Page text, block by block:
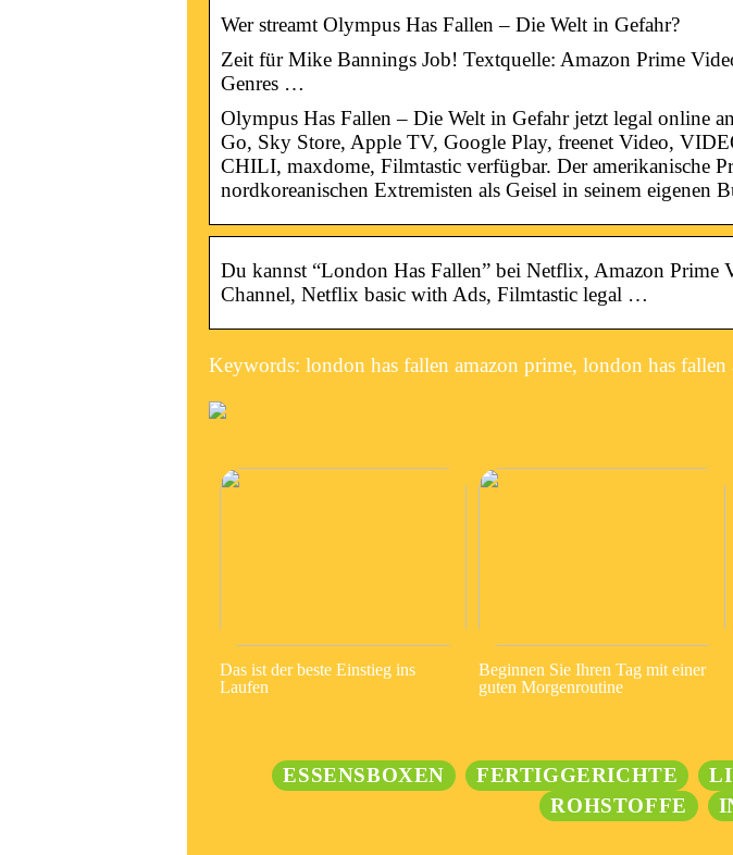
Wer streamt Olympus Has Fallen – Die Welt in Gefahr?
Zeit für Mike Bannings Job! Textquelle: Amazon Prime
Genres …
Olympus Has Fallen – Die Welt in Gefahr jetzt legal online
Go, Sky Store, Apple TV, Google Play, freenet Video,
CHILI, maxdome, Filmtastic verfügbar. Der amerikanische
nordkoreanischen Extremisten als Geisel in seinem
Du kannst “London Has Fallen” bei Netflix, Amazon
Channel, Netflix basic with Ads, Filmtastic legal …
Keywords: london has fallen amazon prime, london has fallen
Das ist der beste Einstieg ins
Laufen
Beginnen Sie Ihren Tag mit einer
guten Morgenroutine
ESSENSBOXEN FERTIGGERICHTE
ROHSTOFFE